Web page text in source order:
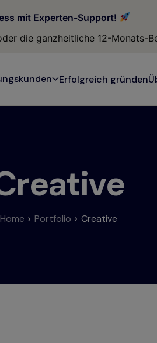
mit Experten-Support!
die ganzheitliche 12-Monats-
Erfolgreich gründen
Home Portfolio Creative